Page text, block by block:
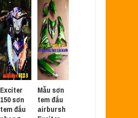
Exciter
150 sơn
tem đấu
Mẫu sơn
tem đấu
airbursh